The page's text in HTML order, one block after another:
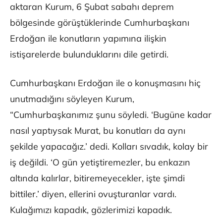
aktaran Kurum, 6 Şubat sabahı deprem
bölgesinde görüştüklerinde Cumhurbaşkanı
Erdoğan ile konutların yapımına ilişkin
istişarelerde bulunduklarını dile getirdi.
Cumhurbaşkanı Erdoğan ile o konuşmasını hiç
unutmadığını söyleyen Kurum,
“Cumhurbaşkanımız şunu söyledi. ‘Bugüne kadar
nasıl yaptıysak Murat, bu konutları da aynı
şekilde yapacağız.’ dedi. Kolları sıvadık, kolay bir
iş değildi. ‘O gün yetiştiremezler, bu enkazın
altında kalırlar, bitiremeyecekler, işte şimdi
bittiler.’ diyen, ellerini ovuşturanlar vardı.
Kulağımızı kapadık, gözlerimizi kapadık.